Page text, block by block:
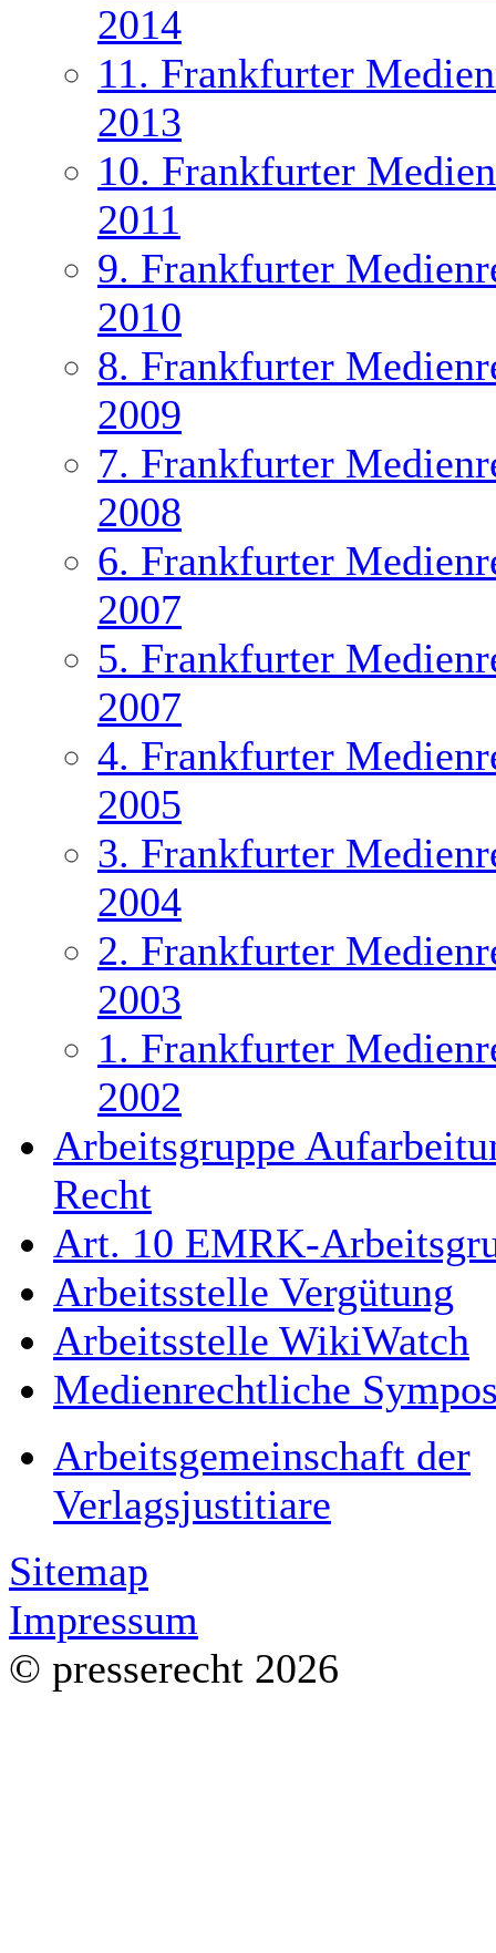
2014
11. Frankfurter
2013
10. Frankfurter
2011
9. Frankfurter
2010
8. Frankfurter
2009
7. Frankfurter
2008
6. Frankfurter
2007
5. Frankfurter
2007
4. Frankfurter
2005
3. Frankfurter
2004
2. Frankfurter
2003
1. Frankfurter
2002
Arbeitsgruppe
Recht
Art. 10 EMRK-
Arbeitsstelle Vergütung
Arbeitsstelle WikiWatch
Medienrechtliche
Arbeitsgemeinschaft der
Verlagsjustitiare
Sitemap
Impressum
© presserecht 2026